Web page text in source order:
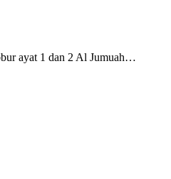
ayat 1 dan 2 Al Jumuah…